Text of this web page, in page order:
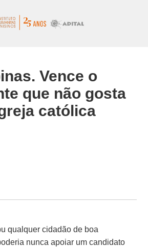
Vence o
que não gosta
católica
qualquer cidadão de boa
nunca apoiar um candidato